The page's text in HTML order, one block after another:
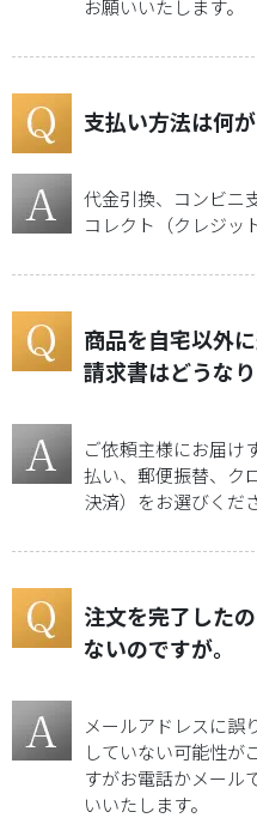
ア
実
績・
受
歴
よ
く
問
会
録
グ
イ
お願いいたします。
支払い方法は何
代金引換、コンビニ
コレクト（クレジッ
商品を自宅以外
請求書はどうな
ご依頼主様にお届け
払い、郵便振替、ク
決済）をお選びくだ
注文を完了した
ないのですが。
メールアドレスに誤
していない可能性が
すがお電話かメール
いいたします。